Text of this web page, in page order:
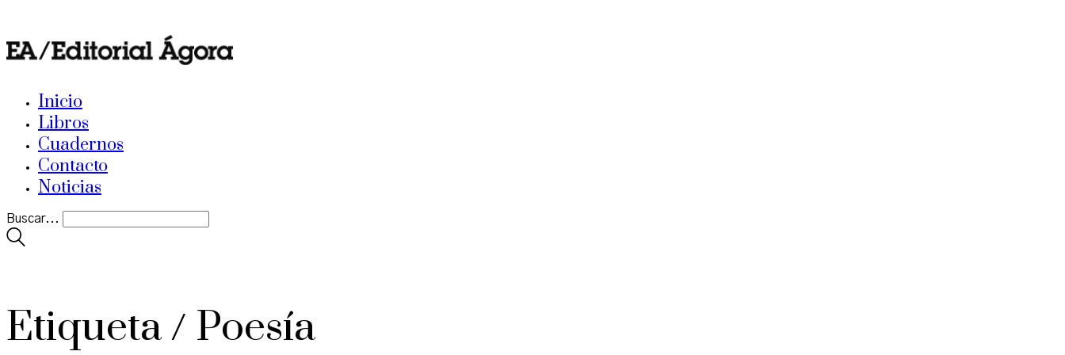
Inicio
Libros
Cuadernos
Contacto
Noticias
Buscar...
Etiqueta / Poesía